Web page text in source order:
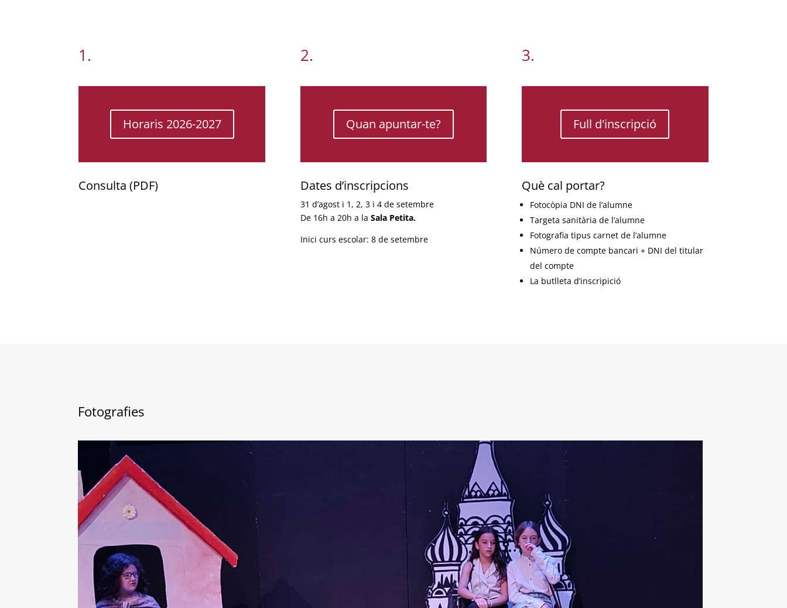
1.
Horaris 2026-2027
Consulta (PDF)
2.
Quan apuntar-te?
Dates d’inscripcions
31 d’agost i 1, 2, 3 i 4 de setembre
De 16h a 20h a la Sala Petita.
Inici curs escolar: 8 de setembre
3.
Full d'inscripció
Què cal portar?
Fotocòpia DNI de l’alumne
Targeta sanitària de l’alumne
Fotografia tipus carnet de l’alumne
Número de compte bancari + DNI del titular
del compte
La butlleta d’inscripició
Fotografies